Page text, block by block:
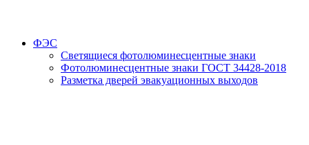
ФЭС
Светящиеся фотолюминесцентные знаки
Фотолюминесцентные знаки ГОСТ 34428-2018
Разметка дверей эвакуационных выходов